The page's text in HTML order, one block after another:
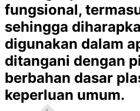
fungsional,
sehingga
digunakan dalam
ditangani dengan
berbahan dasar
keperluan umum.